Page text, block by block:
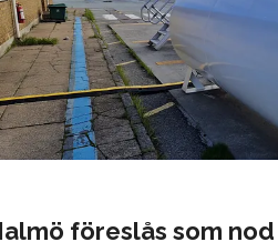
föreslås som